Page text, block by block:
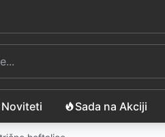
Noviteti Sada na Akciji